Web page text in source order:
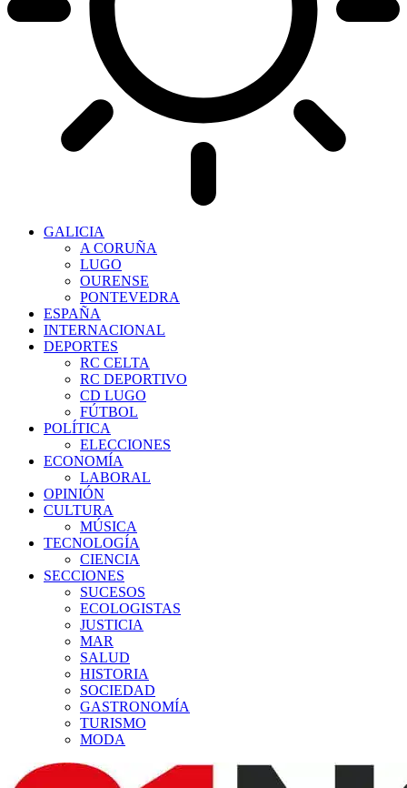
GALICIA
A CORUÑA
LUGO
OURENSE
PONTEVEDRA
ESPAÑA
INTERNACIONAL
DEPORTES
RC CELTA
RC DEPORTIVO
CD LUGO
FÚTBOL
POLÍTICA
ELECCIONES
ECONOMÍA
LABORAL
OPINIÓN
CULTURA
MÚSICA
TECNOLOGÍA
CIENCIA
SECCIONES
SUCESOS
ECOLOGISTAS
JUSTICIA
MAR
SALUD
HISTORIA
SOCIEDAD
GASTRONOMÍA
TURISMO
MODA